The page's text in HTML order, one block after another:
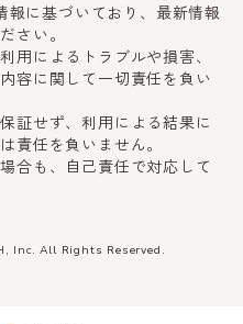
報に基づいており、最新情報
さい。
用によるトラブルや損害、
容に関して一切責任を負い
証せず、利用による結果に
責任を負いません。
合も、自己責任で対応して
Inc. All Rights Reserved.